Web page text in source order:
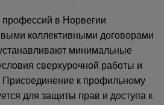
в Норвегии
коллективными договорами
минимальные
сверхурочной работы и
Присоединение к профильному
для защиты прав и доступа к